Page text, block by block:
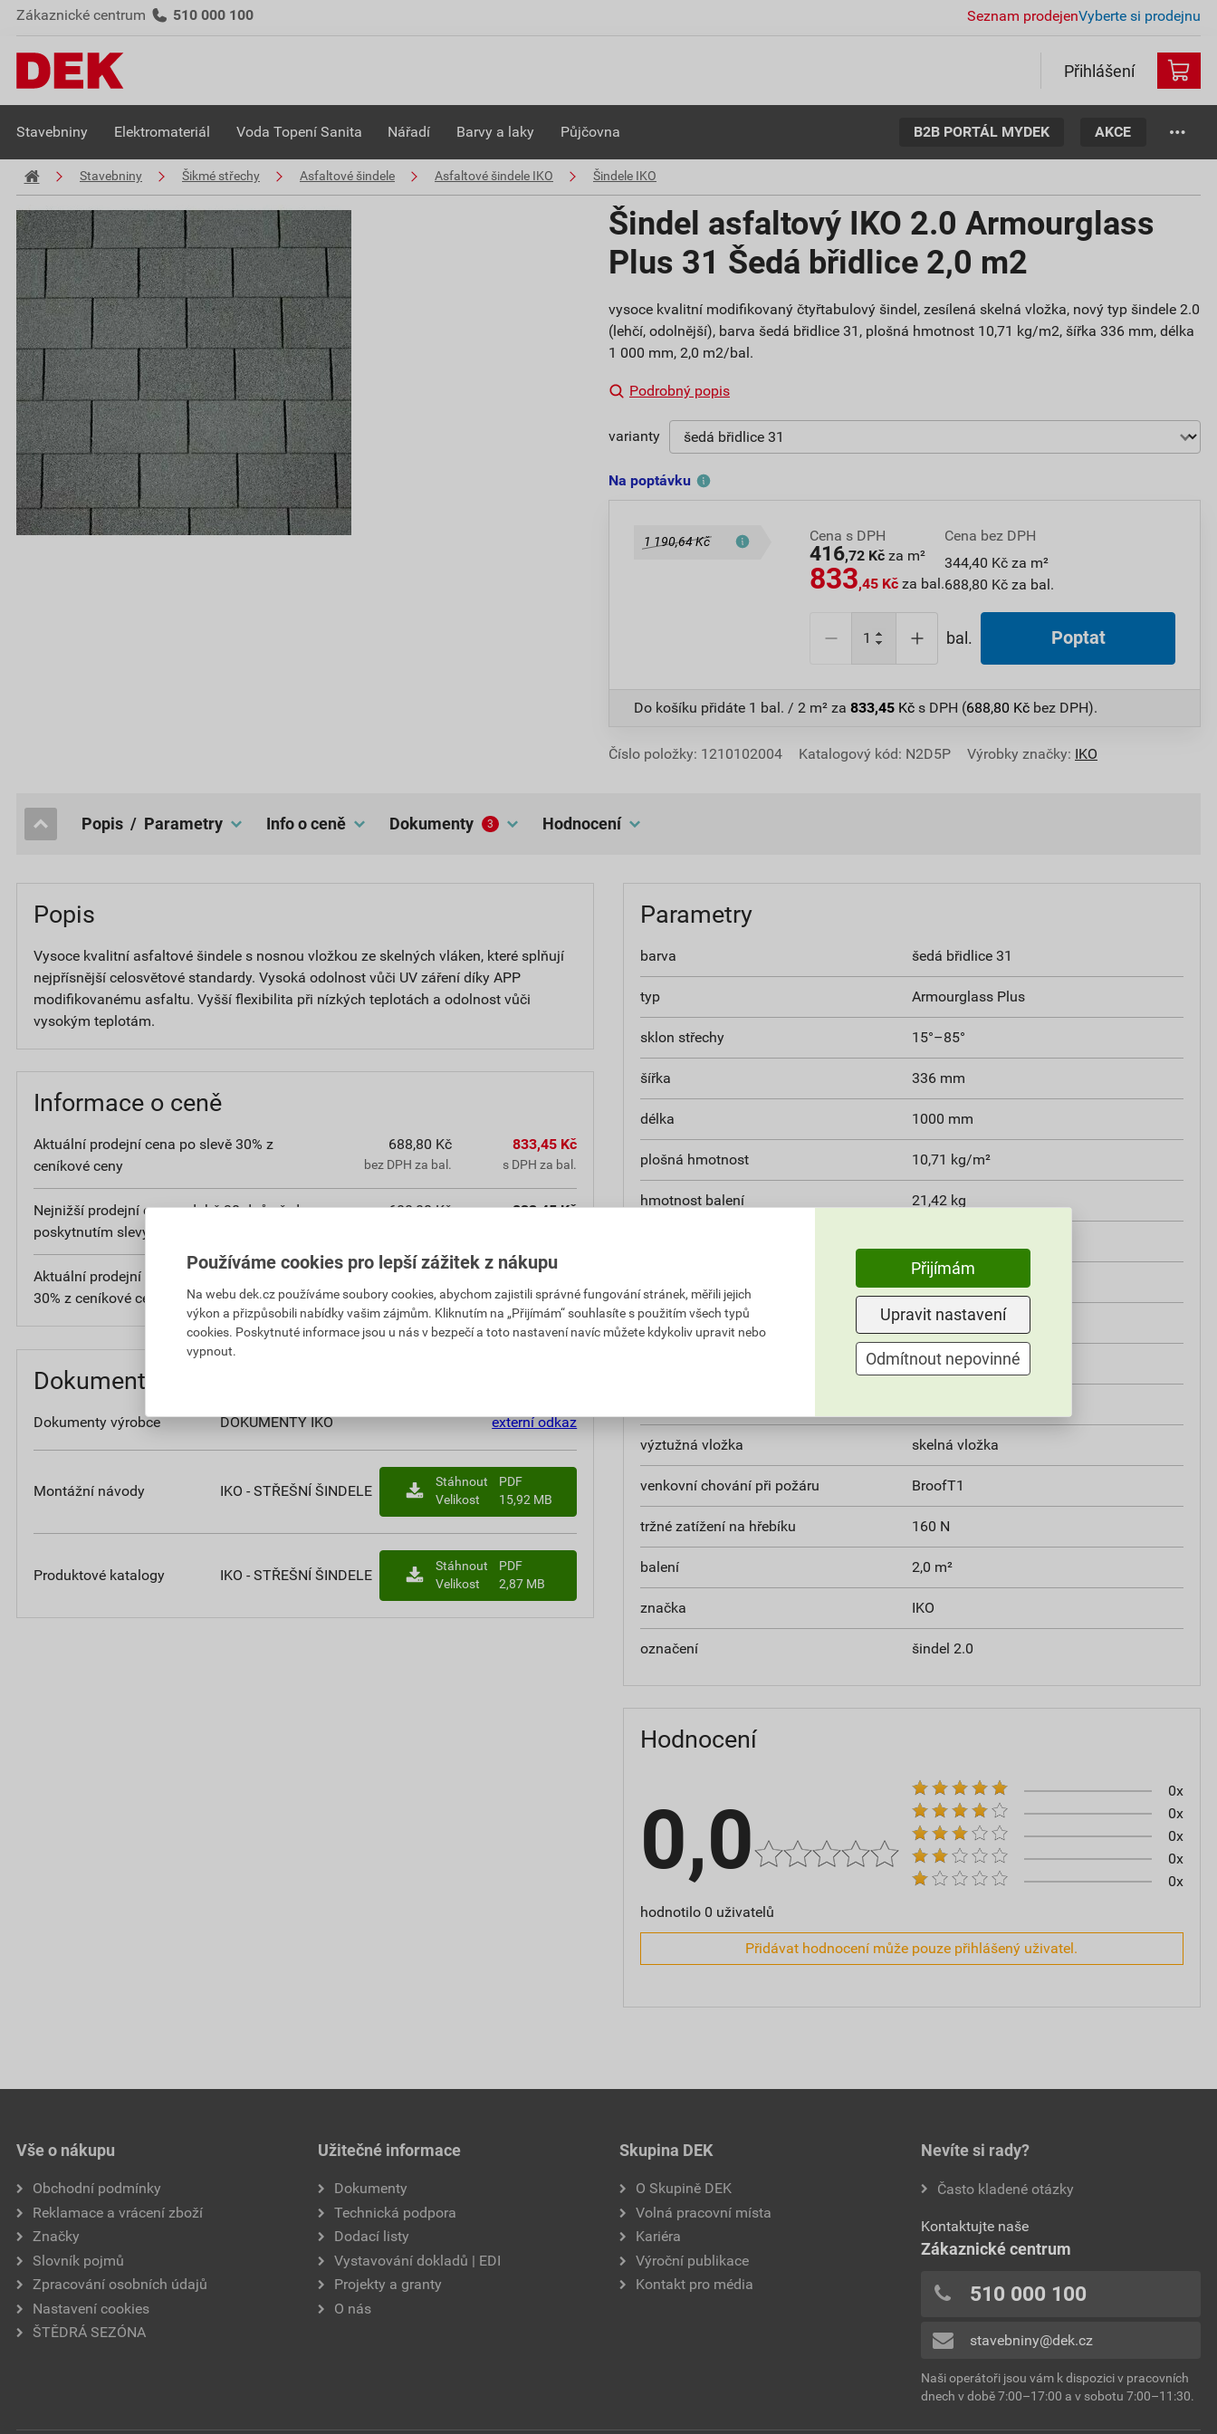
Zákaznické centrum 510 000 100 Seznam prodejenVyberte si prodejnu
Přihlášení
Stavebniny Elektromateriál Voda Topení Sanita Nářadí Barvy a laky Půjčovna B2B PORTÁL MYDEK AKCE
Stavebniny Šikmé střechy Asfaltové šindele Asfaltové šindele IKO Šindele IKO
Šindel asfaltový IKO 2.0 Armourglass
Plus 31 Šedá břidlice 2,0 m2
vysoce kvalitní modifikovaný čtyřtabulový šindel, zesílená skelná vložka, nový typ šindele 2.0
(lehčí, odolnější), barva šedá břidlice 31, plošná hmotnost 10,71 kg/m2, šířka 336 mm, délka
1 000 mm, 2,0 m2/bal.
Podrobný popis
varianty
Na poptávku
1 190,64 Kč Cena s DPH
416,72 Kč za m²
833,45 Kč za bal.
Cena bez DPH
344,40 Kč za m²
688,80 Kč za bal.
bal. Poptat
Do košíku přidáte 1 bal. / 2 m² za 833,45 Kč s DPH (688,80 Kč bez DPH).
Číslo položky: 1210102004 Katalogový kód: N2D5P Výrobky značky: IKO
popis / Parametry Info o ceně dokumenty 3 hodnocení
Popis
Vysoce kvalitní asfaltové šindele s nosnou vložkou ze skelných vláken, které splňují
nejpřísnější celosvětové standardy. Vysoká odolnost vůči UV záření díky APP
modifikovanému asfaltu. Vyšší flexibilita při nízkých teplotách a odolnost vůči
vysokým teplotám.
Informace o ceně
Aktuální prodejní cena po slevě 30% z
ceníkové ceny
688,80 Kč
bez DPH za bal.
833,45 Kč
s DPH za bal.
Nejnižší prodejní cena v době 30 dnů před
poskytnutím slevy
688,80 Kč 833,45 Kč
Aktuální prodejní porovnávací cena po slevě
30% z ceníkové ceny
344,40 Kč
bez DPH za m²
416,72 Kč
s DPH za m²
Dokumenty
Dokumenty výrobce DOKUMENTY IKO externí odkaz
Montážní návody IKO - STŘEŠNÍ ŠINDELE
Stáhnout
PDF
Velikost
15,92 MB
Produktové katalogy IKO - STŘEŠNÍ ŠINDELE
Stáhnout
PDF
Velikost
2,87 MB
Parametry
barva šedá břidlice 31
typ Armourglass Plus
sklon střechy 15°–85°
šířka 336 mm
délka 1000 mm
plošná hmotnost 10,71 kg/m²
hmotnost balení 21,42 kg
900 N/50 mm
pevnost v tahu příčně 500 N/50 mm
3 %
výztužná vložka skelná vložka
venkovní chování při požáru BroofT1
tržné zatížení na hřebíku 160 N
balení 2,0 m²
značka IKO
označení šindel 2.0
Hodnocení
0,0
hodnotilo 0 uživatelů
0x
0x
0x
0x
0x
Přidávat hodnocení může pouze přihlášený uživatel.
Vše o nákupu
Obchodní podmínky
Reklamace a vrácení zboží
Značky
Slovník pojmů
Zpracování osobních údajů
Nastavení cookies
ŠTĚDRÁ SEZÓNA
Užitečné informace
Dokumenty
Technická podpora
Dodací listy
Vystavování dokladů | EDI
Projekty a granty
O nás
Skupina DEK
O Skupině DEK
Volná pracovní místa
Kariéra
Výroční publikace
Kontakt pro média
Nevíte si rady?
Často kladené otázky
Kontaktujte naše
Zákaznické centrum
510 000 100
stavebniny@dek.cz
Naši operátoři jsou vám k dispozici v pracovních
dnech v době 7:00–17:00 a v sobotu 7:00–11:30.
Používáme cookies pro lepší zážitek z nákupu
Na webu dek.cz používáme soubory cookies, abychom zajistili správné fungování stránek, měřili jejich
výkon a přizpůsobili nabídky vašim zájmům. Kliknutím na „Přijímám“ souhlasíte s použitím všech typů
cookies. Poskytnuté informace jsou u nás v bezpečí a toto nastavení navíc můžete kdykoliv upravit nebo
vypnout.
Přijímám
Upravit nastavení
Odmítnout nepovinné